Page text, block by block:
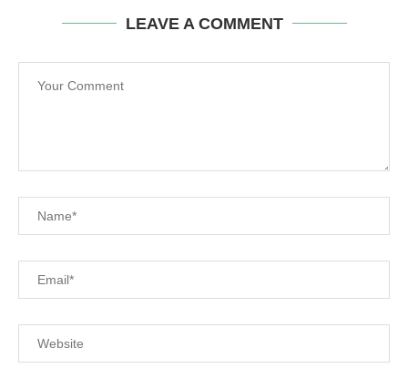
LEAVE A COMMENT